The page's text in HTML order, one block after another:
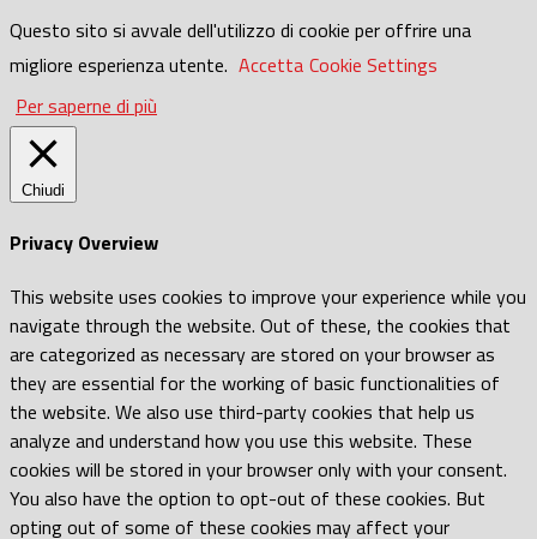
Questo sito si avvale dell'utilizzo di cookie per offrire una
migliore esperienza utente. Accetta Cookie Settings
Per saperne di più
Chiudi
Privacy Overview
This website uses cookies to improve your experience while you
navigate through the website. Out of these, the cookies that
are categorized as necessary are stored on your browser as
they are essential for the working of basic functionalities of
the website. We also use third-party cookies that help us
analyze and understand how you use this website. These
cookies will be stored in your browser only with your consent.
You also have the option to opt-out of these cookies. But
opting out of some of these cookies may affect your